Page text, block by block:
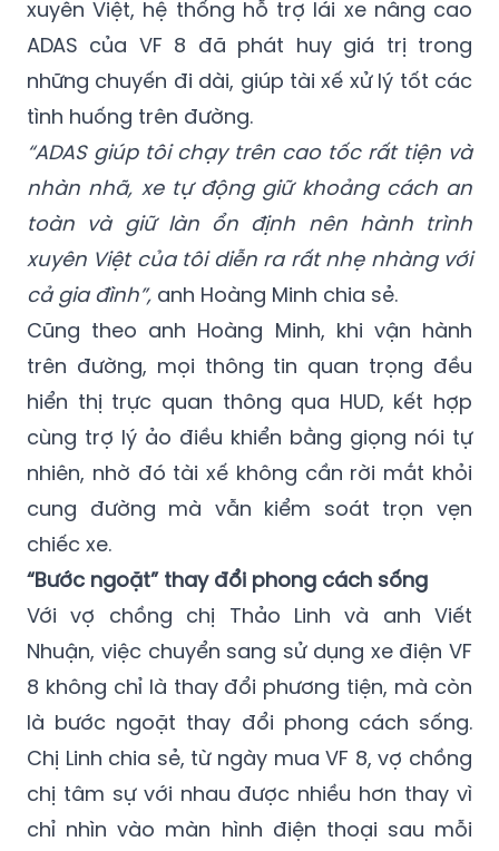
trình dài. Theo anh Hoàng Minh (Hải Phòng),
một chủ xe VF 8 vừa hoàn thành hành trình
xuyên Việt, hệ thống hỗ trợ lái xe nâng cao
ADAS của VF 8 đã phát huy giá trị trong
những chuyến đi dài, giúp tài xế xử lý tốt các
tình huống trên đường.
“ADAS giúp tôi chạy trên cao tốc rất tiện và
nhàn nhã, xe tự động giữ khoảng cách an
toàn và giữ làn ổn định nên hành trình
xuyên Việt của tôi diễn ra rất nhẹ nhàng với
cả gia đình”, anh Hoàng Minh chia sẻ.
Cũng theo anh Hoàng Minh, khi vận hành
trên đường, mọi thông tin quan trọng đều
hiển thị trực quan thông qua HUD, kết hợp
cùng trợ lý ảo điều khiển bằng giọng nói tự
nhiên, nhờ đó tài xế không cần rời mắt khỏi
cung đường mà vẫn kiểm soát trọn vẹn
chiếc xe.
“Bước ngoặt” thay đổi phong cách sống
Với vợ chồng chị Thảo Linh và anh Viết
Nhuận, việc chuyển sang sử dụng xe điện VF
8 không chỉ là thay đổi phương tiện, mà còn
là bước ngoặt thay đổi phong cách sống.
Chị Linh chia sẻ, từ ngày mua VF 8, vợ chồng